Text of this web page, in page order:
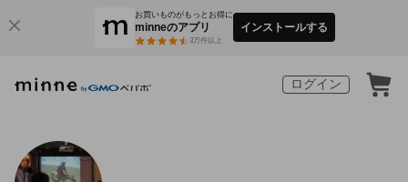
お買いものがもっとお得に
minneのアプリ
3万件以上
インストールする
ログイン